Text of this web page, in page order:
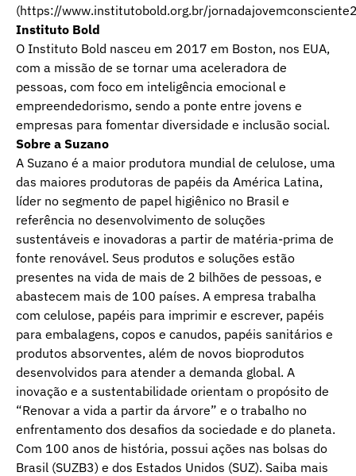
(https://www.institutobold.org.br/
Instituto Bold
O Instituto Bold nasceu em 2017 em Boston, nos EUA,
com a missão de se tornar uma aceleradora de
pessoas, com foco em inteligência emocional e
empreendedorismo, sendo a ponte entre jovens e
empresas para fomentar diversidade e inclusão social.
Sobre a Suzano
A Suzano é a maior produtora mundial de celulose, uma
das maiores produtoras de papéis da América Latina,
líder no segmento de papel higiênico no Brasil e
referência no desenvolvimento de soluções
sustentáveis e inovadoras a partir de matéria-prima de
fonte renovável. Seus produtos e soluções estão
presentes na vida de mais de 2 bilhões de pessoas, e
abastecem mais de 100 países. A empresa trabalha
com celulose, papéis para imprimir e escrever, papéis
para embalagens, copos e canudos, papéis sanitários e
produtos absorventes, além de novos bioprodutos
desenvolvidos para atender a demanda global. A
inovação e a sustentabilidade orientam o propósito de
“Renovar a vida a partir da árvore” e o trabalho no
enfrentamento dos desafios da sociedade e do planeta.
Com 100 anos de história, possui ações nas bolsas do
Brasil (SUZB3) e dos Estados Unidos (SUZ). Saiba mais